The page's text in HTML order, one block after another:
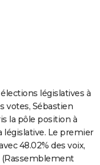
législatives à
votes, Sébastien
la pôle position à
législative. Le premier
48.02% des voix,
(Rassemblement